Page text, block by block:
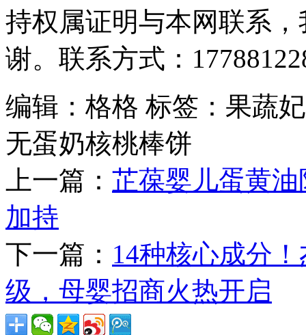
持权属证明与本网联系
谢。联系方式：
编辑：格格 标签：果蔬
无蛋奶核桃棒饼
上一篇： 芷葆婴儿蛋黄
加持
下一篇： 14种核心成分
级，母婴招商火热开启